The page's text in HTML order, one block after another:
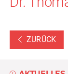
ZURÜCK